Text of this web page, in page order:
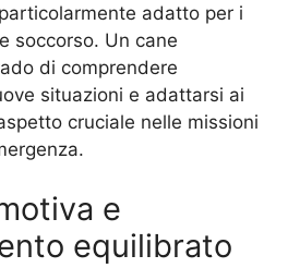
adatto per i
soccorso. Un cane
di comprendere
situazioni e adattarsi ai
cruciale nelle missioni
e
equilibrato